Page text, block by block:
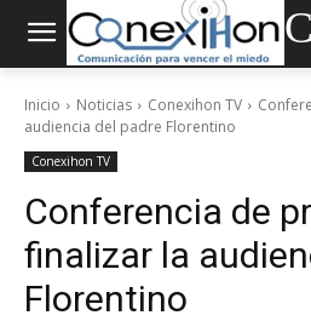
Inicio Noticias Conexihon TV
audiencia del padre Florentino
Conexihon TV
Conferencia de
finalizar la
Florentino